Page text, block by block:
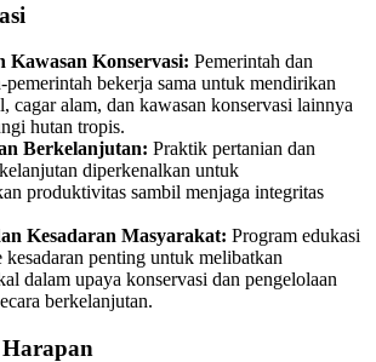
Kawasan Konservasi: Pemerintah dan
pemerintah bekerja sama untuk mendirikan
cagar alam, dan kawasan konservasi lainnya
hutan tropis.
Berkelanjutan: Praktik pertanian dan
diperkenalkan untuk
produktivitas sambil menjaga integritas
Kesadaran Masyarakat: Program edukasi
kesadaran penting untuk melibatkan
dalam upaya konservasi dan pengelolaan
berkelanjutan.